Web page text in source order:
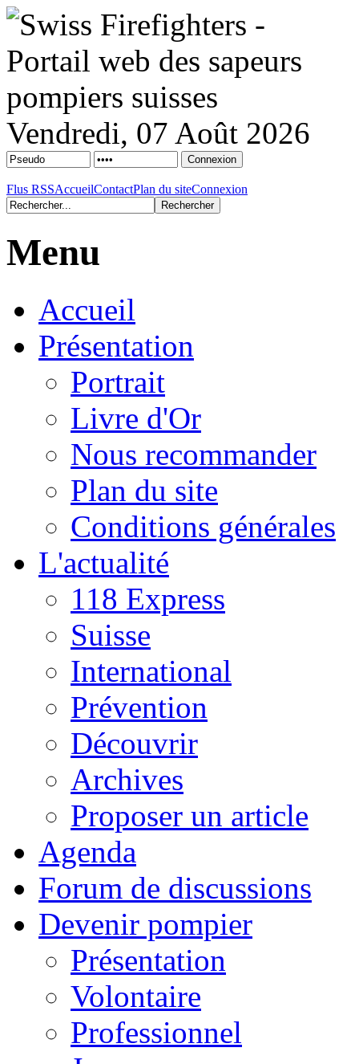
Vendredi, 07 Août 2026
Flus RSSAccueilContactPlan du siteConnexion
Menu
Accueil
Présentation
Portrait
Livre d'Or
Nous recommander
Plan du site
Conditions générales
L'actualité
118 Express
Suisse
International
Prévention
Découvrir
Archives
Proposer un article
Agenda
Forum de discussions
Devenir pompier
Présentation
Volontaire
Professionnel